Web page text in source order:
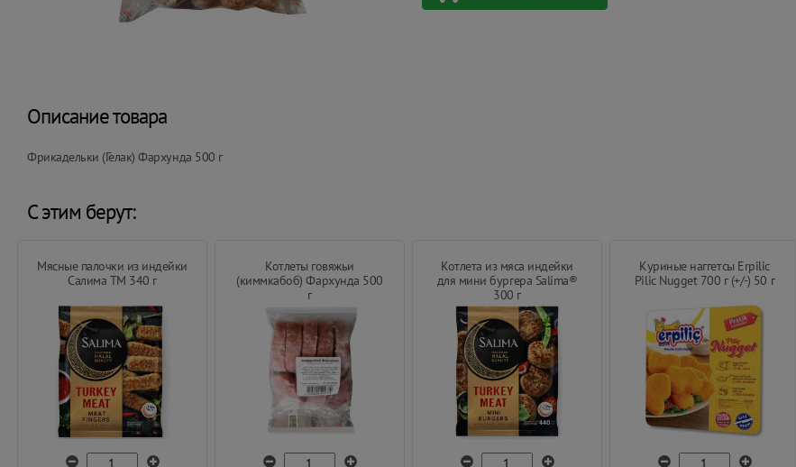
Описание товара
Фрикадельки (Гелак) Фархунда 500 г
С этим берут:
Мясные палочки из индейки
Салима ТМ 340 г
Котлеты говяжьи
(киммкабоб) Фархунда 500
г
Котлета из мяса индейки
для мини бургера Salima®
300 г
Куриные наггетсы Erpilic
Pilic Nugget 700 г (+/-) 50 г